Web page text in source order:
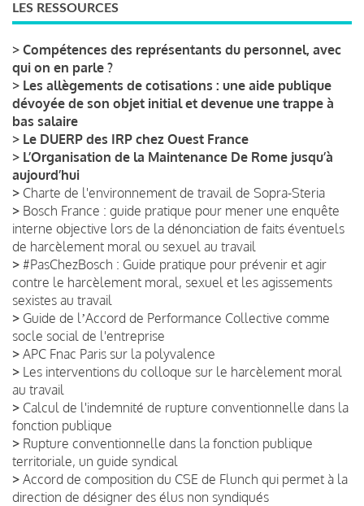
LES RESSOURCES
> Compétences des représentants du personnel, avec
qui on en parle ?
> Les allègements de cotisations : une aide publique
dévoyée de son objet initial et devenue une trappe à
bas salaire
> Le DUERP des IRP chez Ouest France
> L’Organisation de la Maintenance De Rome jusqu’à
aujourd’hui
> Charte de l'environnement de travail de Sopra-Steria
> Bosch France : guide pratique pour mener une enquête
interne objective lors de la dénonciation de faits éventuels
de harcèlement moral ou sexuel au travail
> #PasChezBosch : Guide pratique pour prévenir et agir
contre le harcèlement moral, sexuel et les agissements
sexistes au travail
> Guide de lʼAccord de Performance Collective comme
socle social de l'entreprise
> APC Fnac Paris sur la polyvalence
> Les interventions du colloque sur le harcèlement moral
au travail
> Calcul de l'indemnité de rupture conventionnelle dans la
fonction publique
> Rupture conventionnelle dans la fonction publique
territoriale, un guide syndical
> Accord de composition du CSE de Flunch qui permet à la
direction de désigner des élus non syndiqués